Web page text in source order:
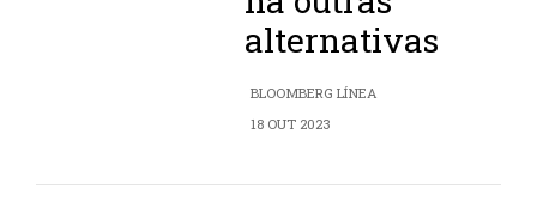
alternativas
BLOOMBERG LÍNEA
18 OUT 2023